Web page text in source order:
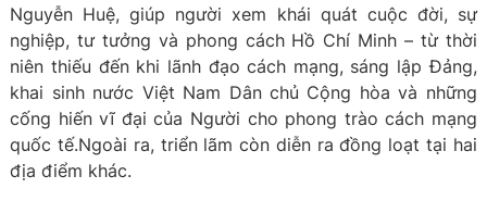
Nguyễn Huệ, giúp người xem khái quát cuộc đời, sự
nghiệp, tư tưởng và phong cách Hồ Chí Minh – từ thời
niên thiếu đến khi lãnh đạo cách mạng, sáng lập Đảng,
khai sinh nước Việt Nam Dân chủ Cộng hòa và những
cống hiến vĩ đại của Người cho phong trào cách mạng
quốc tế.Ngoài ra, triển lãm còn diễn ra đồng loạt tại hai
địa điểm khác.